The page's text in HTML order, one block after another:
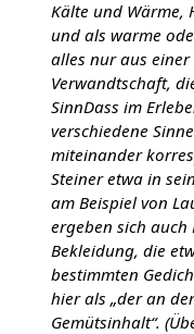
Kälte und Wärme,
und als warme
alles nur aus
Verwandtschaft,
SinnDass im
verschiedene
miteinander
Steiner etwa in
am Beispiel von
ergeben sich auch
Bekleidung, die
bestimmten
hier als „der an
Gemütsinhalt“.